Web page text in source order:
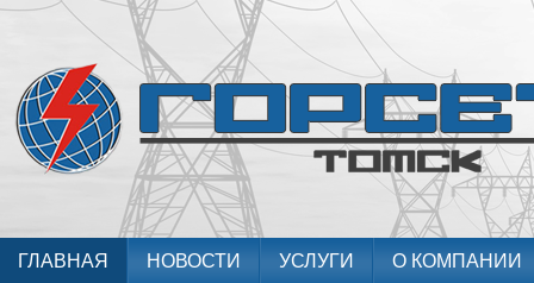
ГЛАВНАЯ НОВОСТИ УСЛУГИ О КОМПАНИИ